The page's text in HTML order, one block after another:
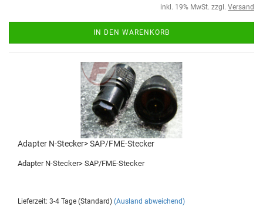
inkl. 19% MwSt. zzgl. Versand
IN DEN WARENKORB
Adapter N-Stecker> SAP/FME-Stecker
Adapter N-Stecker> SAP/FME-Stecker
Lieferzeit: 3-4 Tage (Standard) (Ausland abweichend)